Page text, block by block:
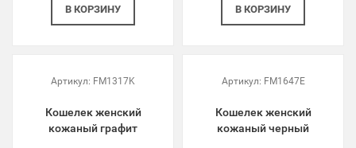
В КОРЗИНУ В КОРЗИНУ
Артикул: FM1317K
Кошелек женский
кожаный графит
Артикул: FM1647E
Кошелек женский
кожаный черный